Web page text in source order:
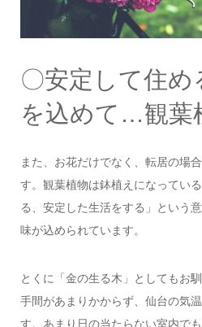
〇安定して住
を込めて…観葉
また、お花だけでなく、転居の場
す。観葉植物は鉢植えになってい
る、安定した生活をする」という
味が込められています。
とくに「金の生る木」としてもお
手間があまりかからず、仙台の気
す。あまり日の当たらない室内で